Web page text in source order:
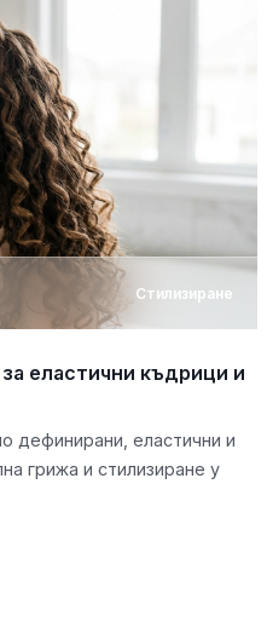
Стилизиране
еластични къдрици и
дефинирани, еластични и
грижа и стилизиране у